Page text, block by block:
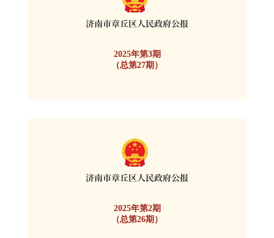
2025年第3期
（总第27期）
2025年第2期
（总第26期）